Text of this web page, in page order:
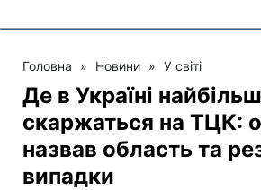
Головна » Новини » У світі
Де в Україні
скаржаться на ТЦК:
назвав область та
випадки